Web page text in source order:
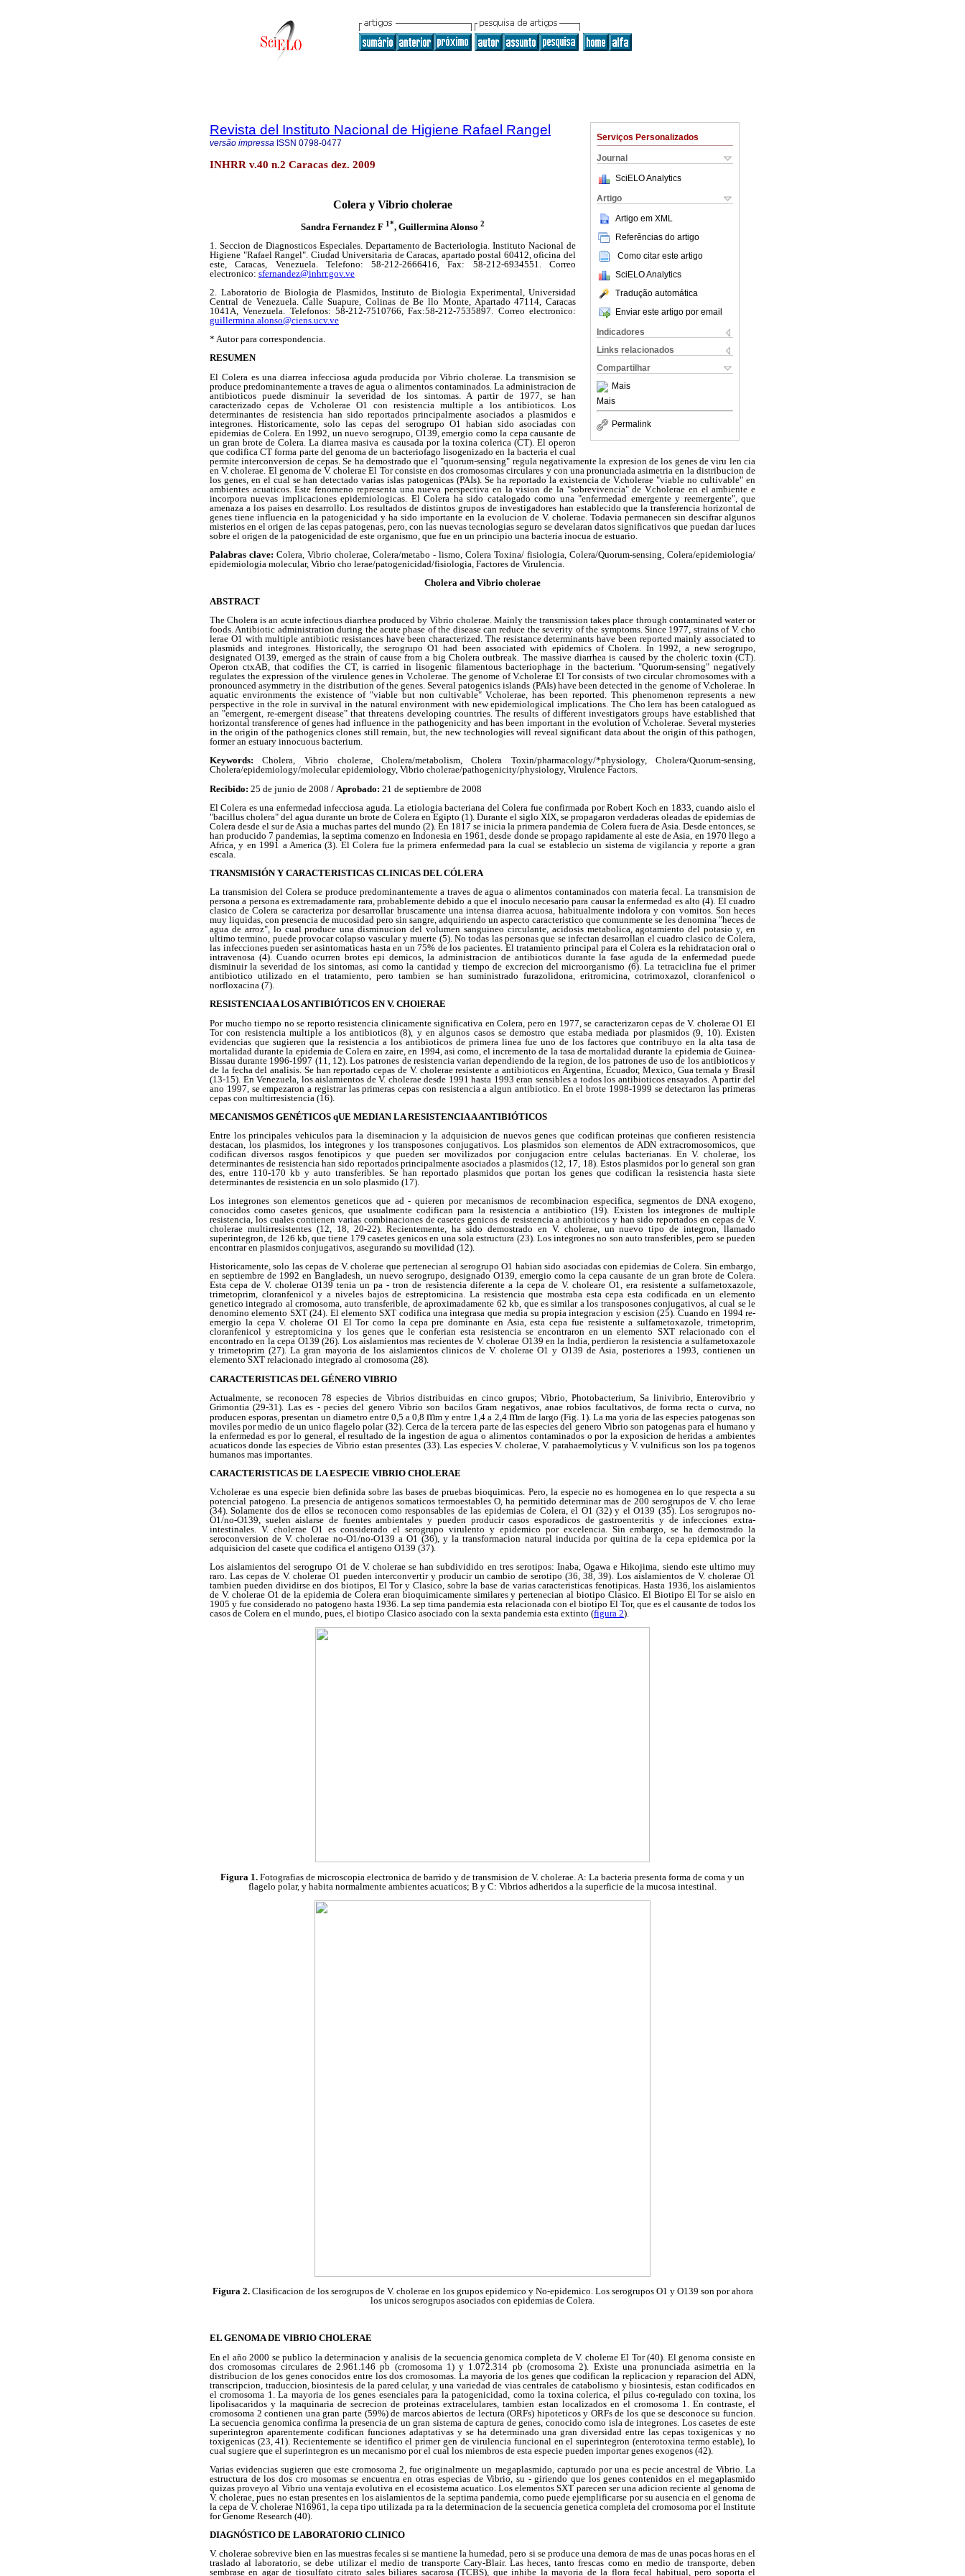
Serviços Personalizados
Journal
SciELO Analytics
Artigo
Artigo em XML
Referências do artigo
Como citar este artigo
SciELO Analytics
Tradução automática
Enviar este artigo por email
Indicadores
Links relacionados
Compartilhar
Mais
Mais
Permalink
Revista del Instituto Nacional de Higiene Rafael Rangel
versão impressa ISSN 0798-0477
INHRR v.40 n.2 Caracas dez. 2009
Colera y Vibrio cholerae
Sandra Fernandez F 1*, Guillermina Alonso 2
1. Seccion de Diagnosticos Especiales. Departamento de Bacteriologia. Instituto Nacional de
Higiene "Rafael Rangel". Ciudad Universitaria de Caracas, apartado postal 60412, oficina del
este, Caracas, Venezuela. Telefono: 58-212-2666416, Fax: 58-212-6934551. Correo
electronico: sfernandez@inhrr.gov.ve
2. Laboratorio de Biologia de Plasmidos, Instituto de Biologia Experimental, Universidad
Central de Venezuela. Calle Suapure, Colinas de Be llo Monte, Apartado 47114, Caracas
1041A, Venezuela. Telefonos: 58-212-7510766, Fax:58-212-7535897. Correo electronico:
guillermina.alonso@ciens.ucv.ve
* Autor para correspondencia.
RESUMEN
El Colera es una diarrea infecciosa aguda producida por Vibrio cholerae. La transmision se
produce predominantemente a traves de agua o alimentos contaminados. La administracion de
antibioticos puede disminuir la severidad de los sintomas. A partir de 1977, se han
caracterizado cepas de V.cholerae O1 con resistencia multiple a los antibioticos. Los
determinantes de resistencia han sido reportados principalmente asociados a plasmidos e
integrones. Historicamente, solo las cepas del serogrupo O1 habian sido asociadas con
epidemias de Colera. En 1992, un nuevo serogrupo, O139, emergio como la cepa causante de
un gran brote de Colera. La diarrea masiva es causada por la toxina colerica (CT). El operon
que codifica CT forma parte del genoma de un bacteriofago lisogenizado en la bacteria el cual
permite interconversion de cepas. Se ha demostrado que el "quorum-sensing" regula negativamente la expresion de los genes de viru len cia
en V. cholerae. El genoma de V. cholerae El Tor consiste en dos cromosomas circulares y con una pronunciada asimetria en la distribucion de
los genes, en el cual se han detectado varias islas patogenicas (PAIs). Se ha reportado la existencia de V.cholerae "viable no cultivable" en
ambientes acuaticos. Este fenomeno representa una nueva perspectiva en la vision de la "sobrevivencia" de V.cholerae en el ambiente e
incorpora nuevas implicaciones epidemiologicas. El Colera ha sido catalogado como una "enfermedad emergente y reemergente", que
amenaza a los paises en desarrollo. Los resultados de distintos grupos de investigadores han establecido que la transferencia horizontal de
genes tiene influencia en la patogenicidad y ha sido importante en la evolucion de V. cholerae. Todavia permanecen sin descifrar algunos
misterios en el origen de las cepas patogenas, pero, con las nuevas tecnologias seguro se develaran datos significativos que puedan dar luces
sobre el origen de la patogenicidad de este organismo, que fue en un principio una bacteria inocua de estuario.
Palabras clave: Colera, Vibrio cholerae, Colera/metabo - lismo, Colera Toxina/ fisiologia, Colera/Quorum-sensing, Colera/epidemiologia/
epidemiologia molecular, Vibrio cho lerae/patogenicidad/fisiologia, Factores de Virulencia.
Cholera and Vibrio cholerae
ABSTRACT
The Cholera is an acute infectious diarrhea produced by Vibrio cholerae. Mainly the transmission takes place through contaminated water or
foods. Antibiotic administration during the acute phase of the disease can reduce the severity of the symptoms. Since 1977, strains of V. cho
lerae O1 with multiple antibiotic resistances have been characterized. The resistance determinants have been reported mainly associated to
plasmids and integrones. Historically, the serogrupo O1 had been associated with epidemics of Cholera. In 1992, a new serogrupo,
designated O139, emerged as the strain of cause from a big Cholera outbreak. The massive diarrhea is caused by the choleric toxin (CT).
Operon ctxAB, that codifies the CT, is carried in lisogenic filamentous bacteriophage in the bacterium. "Quorum-sensing" negatively
regulates the expression of the virulence genes in V.cholerae. The genome of V.cholerae El Tor consists of two circular chromosomes with a
pronounced asymmetry in the distribution of the genes. Several patogenics islands (PAIs) have been detected in the genome of V.cholerae. In
aquatic environments the existence of "viable but non cultivable" V.cholerae, has been reported. This phenomenon represents a new
perspective in the role in survival in the natural environment with new epidemiological implications. The Cho lera has been catalogued as
an "emergent, re-emergent disease" that threatens developing countries. The results of different investigators groups have established that
horizontal transference of genes had influence in the pathogenicity and has been important in the evolution of V.cholerae. Several mysteries
in the origin of the pathogenics clones still remain, but, the new technologies will reveal significant data about the origin of this pathogen,
former an estuary innocuous bacterium.
Keywords: Cholera, Vibrio cholerae, Cholera/metabolism, Cholera Toxin/pharmacology/*physiology, Cholera/Quorum-sensing,
Cholera/epidemiology/molecular epidemiology, Vibrio cholerae/pathogenicity/physiology, Virulence Factors.
Recibido: 25 de junio de 2008 / Aprobado: 21 de septiembre de 2008
El Colera es una enfermedad infecciosa aguda. La etiologia bacteriana del Colera fue confirmada por Robert Koch en 1833, cuando aislo el
"bacillus cholera" del agua durante un brote de Colera en Egipto (1). Durante el siglo XIX, se propagaron verdaderas oleadas de epidemias de
Colera desde el sur de Asia a muchas partes del mundo (2). En 1817 se inicia la primera pandemia de Colera fuera de Asia. Desde entonces, se
han producido 7 pandemias, la septima comenzo en Indonesia en 1961, desde donde se propago rapidamente al este de Asia, en 1970 llego a
Africa, y en 1991 a America (3). El Colera fue la primera enfermedad para la cual se establecio un sistema de vigilancia y reporte a gran
escala.
TRANSMISIÓN Y CARACTERISTICAS CLINICAS DEL CÓLERA
La transmision del Colera se produce predominantemente a traves de agua o alimentos contaminados con materia fecal. La transmision de
persona a persona es extremadamente rara, probablemente debido a que el inoculo necesario para causar la enfermedad es alto (4). El cuadro
clasico de Colera se caracteriza por desarrollar bruscamente una intensa diarrea acuosa, habitualmente indolora y con vomitos. Son heces
muy liquidas, con presencia de mucosidad pero sin sangre, adquiriendo un aspecto caracteristico que comunmente se les denomina "heces de
agua de arroz", lo cual produce una disminucion del volumen sanguineo circulante, acidosis metabolica, agotamiento del potasio y, en
ultimo termino, puede provocar colapso vascular y muerte (5). No todas las personas que se infectan desarrollan el cuadro clasico de Colera,
las infecciones pueden ser asintomaticas hasta en un 75% de los pacientes. El tratamiento principal para el Colera es la rehidratacion oral o
intravenosa (4). Cuando ocurren brotes epi demicos, la administracion de antibioticos durante la fase aguda de la enfermedad puede
disminuir la severidad de los sintomas, asi como la cantidad y tiempo de excrecion del microorganismo (6). La tetraciclina fue el primer
antibiotico utilizado en el tratamiento, pero tambien se han suministrado furazolidona, eritromicina, cotrimoxazol, cloranfenicol o
norfloxacina (7).
RESISTENCIA A LOS ANTIBIÓTICOS EN V. CHOlERAE
Por mucho tiempo no se reporto resistencia clinicamente significativa en Colera, pero en 1977, se caracterizaron cepas de V. cholerae O1 El
Tor con resistencia multiple a los antibioticos (8), y en algunos casos se demostro que estaba mediada por plasmidos (9, 10). Existen
evidencias que sugieren que la resistencia a los antibioticos de primera linea fue uno de los factores que contribuyo en la alta tasa de
mortalidad durante la epidemia de Colera en zaire, en 1994, asi como, el incremento de la tasa de mortalidad durante la epidemia de Guinea-
Bissau durante 1996-1997 (11, 12). Los patrones de resistencia varian dependiendo de la region, de los patrones de uso de los antibioticos y
de la fecha del analisis. Se han reportado cepas de V. cholerae resistente a antibioticos en Argentina, Ecuador, Mexico, Gua temala y Brasil
(13-15). En Venezuela, los aislamientos de V. cholerae desde 1991 hasta 1993 eran sensibles a todos los antibioticos ensayados. A partir del
ano 1997, se empezaron a registrar las primeras cepas con resistencia a algun antibiotico. En el brote 1998-1999 se detectaron las primeras
cepas con multirresistencia (16).
MECANISMOS GENÉTICOS qUE MEDIAN LA RESISTENCIA A ANTIBIÓTICOS
Entre los principales vehiculos para la diseminacion y la adquisicion de nuevos genes que codifican proteinas que confieren resistencia
destacan, los plasmidos, los integrones y los transposones conjugativos. Los plasmidos son elementos de ADN extracromosomicos, que
codifican diversos rasgos fenotipicos y que pueden ser movilizados por conjugacion entre celulas bacterianas. En V. cholerae, los
determinantes de resistencia han sido reportados principalmente asociados a plasmidos (12, 17, 18). Estos plasmidos por lo general son gran
des, entre 110-170 kb y auto transferibles. Se han reportado plasmidos que portan los genes que codifican la resistencia hasta siete
determinantes de resistencia en un solo plasmido (17).
Los integrones son elementos geneticos que ad - quieren por mecanismos de recombinacion especifica, segmentos de DNA exogeno,
conocidos como casetes genicos, que usualmente codifican para la resistencia a antibiotico (19). Existen los integrones de multiple
resistencia, los cuales contienen varias combinaciones de casetes genicos de resistencia a antibioticos y han sido reportados en cepas de V.
cholerae multirresistentes (12, 18, 20-22). Recientemente, ha sido demostrado en V. cholerae, un nuevo tipo de integron, llamado
superintegron, de 126 kb, que tiene 179 casetes genicos en una sola estructura (23). Los integrones no son auto transferibles, pero se pueden
encontrar en plasmidos conjugativos, asegurando su movilidad (12).
Historicamente, solo las cepas de V. cholerae que pertenecian al serogrupo O1 habian sido asociadas con epidemias de Colera. Sin embargo,
en septiembre de 1992 en Bangladesh, un nuevo serogrupo, designado O139, emergio como la cepa causante de un gran brote de Colera.
Esta cepa de V. cholerae O139 tenia un pa - tron de resistencia diferente a la cepa de V. choleare O1, era resistente a sulfametoxazole,
trimetoprim, cloranfenicol y a niveles bajos de estreptomicina. La resistencia que mostraba esta cepa esta codificada en un elemento
genetico integrado al cromosoma, auto transferible, de aproximadamente 62 kb, que es similar a los transposones conjugativos, al cual se le
denomino elemento SXT (24). El elemento SXT codifica una integrasa que media su propia integracion y escision (25). Cuando en 1994 re-
emergio la cepa V. cholerae O1 El Tor como la cepa pre dominante en Asia, esta cepa fue resistente a sulfametoxazole, trimetoprim,
cloranfenicol y estreptomicina y los genes que le conferian esta resistencia se encontraron en un elemento SXT relacionado con el
encontrado en la cepa O139 (26). Los aislamientos mas recientes de V. cholerae O139 en la India, perdieron la resistencia a sulfametoxazole
y trimetoprim (27). La gran mayoria de los aislamientos clinicos de V. cholerae O1 y O139 de Asia, posteriores a 1993, contienen un
elemento SXT relacionado integrado al cromosoma (28).
CARACTERISTICAS DEL GÉNERO VIBRIO
Actualmente, se reconocen 78 especies de Vibrios distribuidas en cinco grupos; Vibrio, Photobacterium, Sa linivibrio, Enterovibrio y
Grimontia (29-31). Las es - pecies del genero Vibrio son bacilos Gram negativos, anae robios facultativos, de forma recta o curva, no
producen esporas, presentan un diametro entre 0,5 a 0,8mm y entre 1,4 a 2,4 mm de largo (Fig. 1). La ma yoria de las especies patogenas son
moviles por medio de un unico flagelo polar (32). Cerca de la tercera parte de las especies del genero Vibrio son patogenas para el humano y
la enfermedad es por lo general, el resultado de la ingestion de agua o alimentos contaminados o por la exposicion de heridas a ambientes
acuaticos donde las especies de Vibrio estan presentes (33). Las especies V. cholerae, V. parahaemolyticus y V. vulnificus son los pa togenos
humanos mas importantes.
CARACTERISTICAS DE LA ESPECIE VIBRIO CHOLERAE
V.cholerae es una especie bien definida sobre las bases de pruebas bioquimicas. Pero, la especie no es homogenea en lo que respecta a su
potencial patogeno. La presencia de antigenos somaticos termoestables O, ha permitido determinar mas de 200 serogrupos de V. cho lerae
(34). Solamente dos de ellos se reconocen como responsables de las epidemias de Colera, el O1 (32) y el O139 (35). Los serogrupos no-
O1/no-O139, suelen aislarse de fuentes ambientales y pueden producir casos esporadicos de gastroenteritis y de infecciones extra-
intestinales. V. cholerae O1 es considerado el serogrupo virulento y epidemico por excelencia. Sin embargo, se ha demostrado la
seroconversion de V. cholerae no-O1/no-O139 a O1 (36), y la transformacion natural inducida por quitina de la cepa epidemica por la
adquisicion del casete que codifica el antigeno O139 (37).
Los aislamientos del serogrupo O1 de V. cholerae se han subdividido en tres serotipos: Inaba, Ogawa e Hikojima, siendo este ultimo muy
raro. Las cepas de V. cholerae O1 pueden interconvertir y producir un cambio de serotipo (36, 38, 39). Los aislamientos de V. cholerae O1
tambien pueden dividirse en dos biotipos, El Tor y Clasico, sobre la base de varias caracteristicas fenotipicas. Hasta 1936, los aislamientos
de V. cholerae O1 de la epidemia de Colera eran bioquimicamente similares y pertenecian al biotipo Clasico. El Biotipo El Tor se aislo en
1905 y fue considerado no patogeno hasta 1936. La sep tima pandemia esta relacionada con el biotipo El Tor, que es el causante de todos los
casos de Colera en el mundo, pues, el biotipo Clasico asociado con la sexta pandemia esta extinto (figura 2).
Figura 1. Fotografias de microscopia electronica de barrido y de transmision de V. cholerae. A: La bacteria presenta forma de coma y un
flagelo polar, y habita normalmente ambientes acuaticos; B y C: Vibrios adheridos a la superficie de la mucosa intestinal.
Figura 2.Clasificacion de los serogrupos de V. cholerae en los grupos epidemico y No-epidemico. Los serogrupos O1 y O139 son por ahora
los unicos serogrupos asociados con epidemias de Colera.
EL GENOMA DE VIBRIO CHOLERAE
En el año 2000 se publico la determinacion y analisis de la secuencia genomica completa de V. cholerae El Tor (40). El genoma consiste en
dos cromosomas circulares de 2.961.146 pb (cromosoma 1) y 1.072.314 pb (cromosoma 2). Existe una pronunciada asimetria en la
distribucion de los genes conocidos entre los dos cromosomas. La mayoria de los genes que codifican la replicacion y reparacion del ADN,
transcripcion, traduccion, biosintesis de la pared celular, y una variedad de vias centrales de catabolismo y biosintesis, estan codificados en
el cromosoma 1. La mayoria de los genes esenciales para la patogenicidad, como la toxina colerica, el pilus co-regulado con toxina, los
lipolisacaridos y la maquinaria de secrecion de proteinas extracelulares, tambien estan localizados en el cromosoma 1. En contraste, el
cromosoma 2 contienen una gran parte (59%) de marcos abiertos de lectura (ORFs) hipoteticos y ORFs de los que se desconoce su funcion.
La secuencia genomica confirma la presencia de un gran sistema de captura de genes, conocido como isla de integrones. Los casetes de este
superintegron aparentemente codifican funciones adaptativas y se ha determinado una gran diversidad entre las cepas toxigenicas y no
toxigenicas (23, 41). Recientemente se identifico el primer gen de virulencia funcional en el superintegron (enterotoxina termo estable), lo
cual sugiere que el superintegron es un mecanismo por el cual los miembros de esta especie pueden importar genes exogenos (42).
Varias evidencias sugieren que este cromosoma 2, fue originalmente un megaplasmido, capturado por una es pecie ancestral de Vibrio. La
estructura de los dos cro mosomas se encuentra en otras especias de Vibrio, su - giriendo que los genes contenidos en el megaplasmido
quizas proveyo al Vibrio una ventaja evolutiva en el ecosistema acuatico. Los elementos SXT parecen ser una adicion reciente al genoma de
V. cholerae, pues no estan presentes en los aislamientos de la septima pandemia, como puede ejemplificarse por su ausencia en el genoma de
la cepa de V. cholerae N16961, la cepa tipo utilizada pa ra la determinacion de la secuencia genetica completa del cromosoma por el Institute
for Genome Research (40).
DIAGNÓSTICO DE LABORATORIO CLINICO
V. cholerae sobrevive bien en las muestras fecales si se mantiene la humedad, pero si se produce una demora de mas de unas pocas horas en el
traslado al laboratorio, se debe utilizar el medio de transporte Cary-Blair. Las heces, tanto frescas como en medio de transporte, deben
sembrase en agar de tiosulfato citrato sales biliares sacarosa (TCBS), que inhibe la mayoria de la flora fecal habitual, pero soporta el